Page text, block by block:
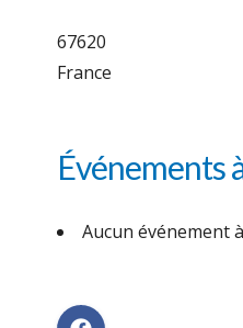
67620
France
Événements
Aucun événement